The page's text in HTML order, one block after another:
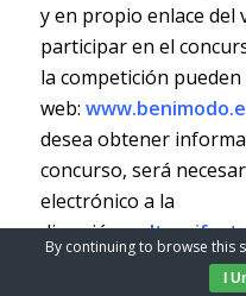
y en propio enlace del
participar en el
la competición
web:
desea obtener
concurso, será
electrónico a la
dirección:
La inscripción se
By continuing to browse this
I